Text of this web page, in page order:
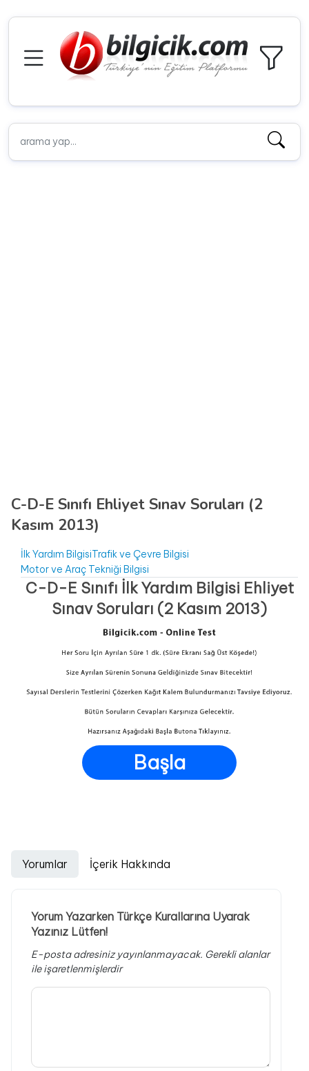
C-D-E Sınıfı Ehliyet Sınav Soruları (2
Kasım 2013)
İlk Yardım BilgisiTrafik ve Çevre Bilgisi
Motor ve Araç Tekniği Bilgisi
C-D-E Sınıfı İlk Yardım Bilgisi Ehliyet
Sınav Soruları (2 Kasım 2013)
Başla
Yorumlar İçerik Hakkında
Yorum Yazarken Türkçe Kurallarına Uyarak
Yazınız Lütfen!
E-posta adresiniz yayınlanmayacak. Gerekli alanlar
ile işaretlenmişlerdir